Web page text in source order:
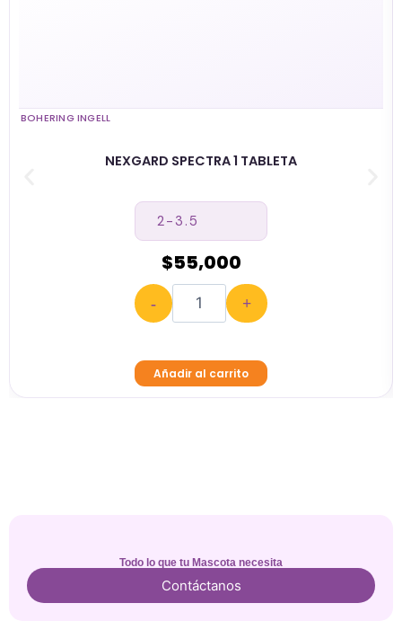
BOHERING INGELL
NEXGARD SPECTRA 1 TABLETA
$55,000
- +
Añadir al carrito
Todo lo que tu Mascota necesita
Contáctanos